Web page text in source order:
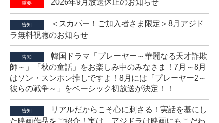
重要 2026年9月放送休止のお知らせ
告知
＜スカパー！ご加入者さま限定＞8月アジド
ラ無料視聴のお知らせ
告知
韓国ドラマ「プレーヤー～華麗なる天才詐欺
師～」「秋の童話」をお楽しみ中のみなさま！7月～8月
はソン・スンホン推しですよ！8月には「プレーヤー2～
彼らの戦争～」をベーシック初放送が決定！！
告知
リアルだからこそ心に刺さる！実話を基にし
た映画作品をご紹介！実は、アジドラは映画にもこだわ